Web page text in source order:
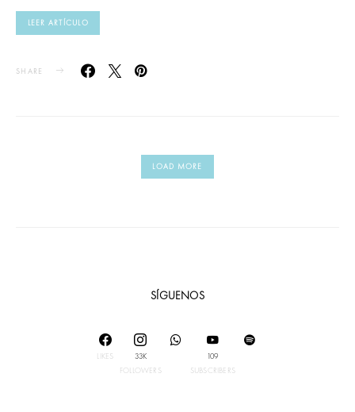
LEER ARTÍCULO
SHARE
LOAD MORE
SÍGUENOS
LIKES
33K
FOLLOWERS
109
SUBSCRIBERS